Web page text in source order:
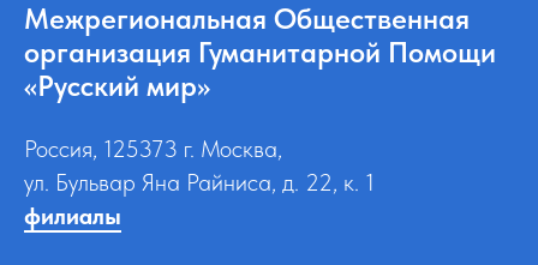
Межрегиональная Общественная
организация Гуманитарной Помощи
«Русский мир»
Россия, 125373 г. Москва,
ул. Бульвар Яна Райниса, д. 22, к. 1
филиалы